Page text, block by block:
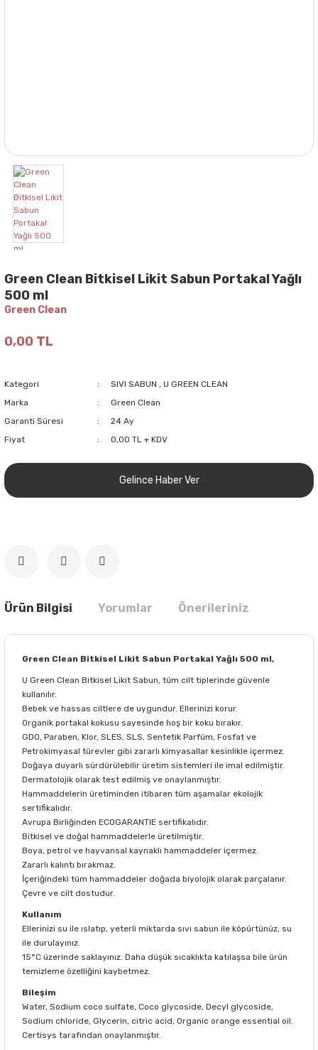
Green Clean Bitkisel Likit Sabun Portakal Yağlı
500 ml
Green Clean
0,00 TL
Kategori SIVI SABUN , U GREEN CLEAN
Marka
Green Clean
Garanti Süresi
24 Ay
Fiyat
0,00 TL + KDV
Gelince Haber Ver
Ürün Bilgisi Yorumlar Önerileriniz
Green Clean Bitkisel Likit Sabun Portakal Yağlı 500 ml,
U Green Clean Bitkisel Likit Sabun, tüm cilt tiplerinde güvenle
kullanılır.
Bebek ve hassas ciltlere de uygundur. Ellerinizi korur.
Organik portakal kokusu sayesinde hoş bir koku bırakır.
GDO, Paraben, Klor, SLES, SLS, Sentetik Parfüm, Fosfat ve
Petrokimyasal türevler gibi zararlı kimyasallar kesinlikle içermez.
Doğaya duyarlı sürdürülebilir üretim sistemleri ile imal edilmiştir.
Dermatolojik olarak test edilmiş ve onaylanmıştır.
Hammaddelerin üretiminden itibaren tüm aşamalar ekolojik
sertifikalıdır.
Avrupa Birliğinden ECOGARANTIE sertifikalıdır.
Bitkisel ve doğal hammaddelerle üretilmiştir.
Boya, petrol ve hayvansal kaynaklı hammaddeler içermez.
Zararlı kalıntı bırakmaz.
İçeriğindeki tüm hammaddeler doğada biyolojik olarak parçalanır.
Çevre ve cilt dostudur.
Kullanım
Ellerinizi su ile ıslatıp, yeterli miktarda sıvı sabun ile köpürtünüz, su
ile durulayınız.
15°C üzerinde saklayınız. Daha düşük sıcaklıkta katılaşsa bile ürün
temizleme özelliğini kaybetmez.
Bileşim
Water, Sodium coco sulfate, Coco glycoside, Decyl glycoside,
Sodium chloride, Glycerin, citric acid, Organic orange essential oil.
Certisys tarafından onaylanmıştır.